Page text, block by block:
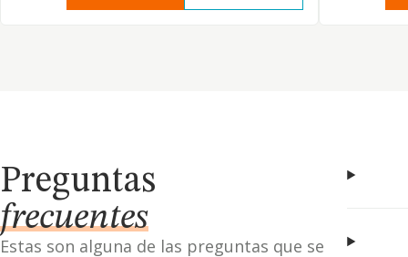
Preguntas
frecuentes
Estas son alguna de las preguntas que se